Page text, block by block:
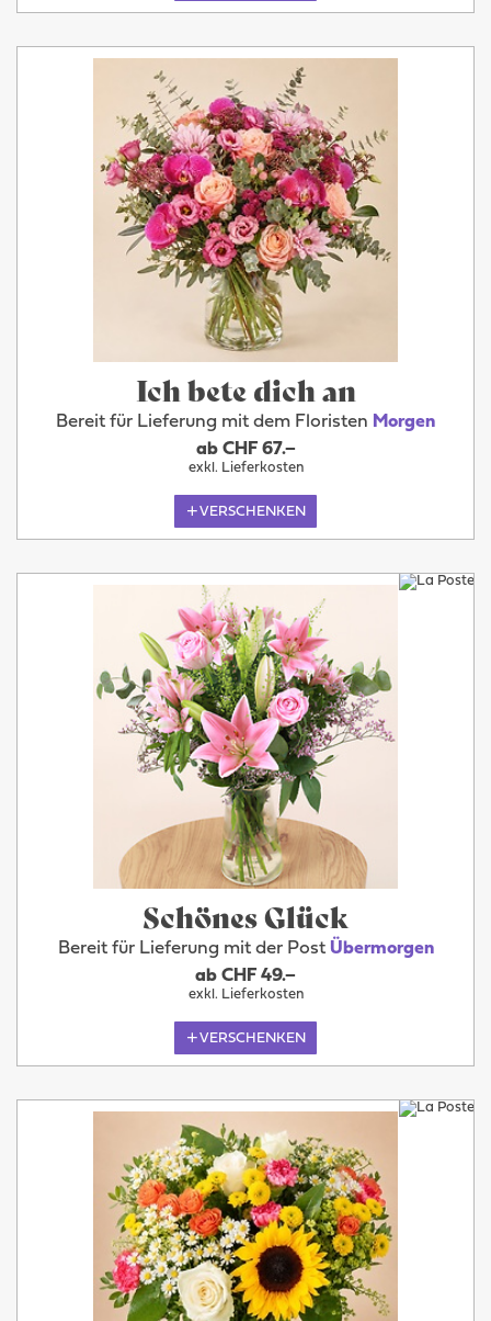
Ich bete dich an
Bereit für Lieferung mit dem Floristen Morgen
ab CHF 67.–
exkl. Lieferkosten
VERSCHENKEN
Schönes Glück
Bereit für Lieferung mit der Post Übermorgen
ab CHF 49.–
exkl. Lieferkosten
VERSCHENKEN